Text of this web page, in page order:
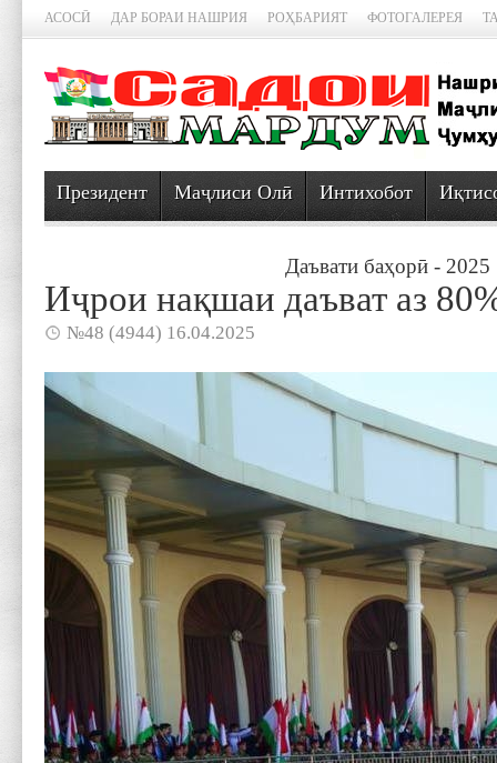
АСОСӢ ДАР БОРАИ НАШРИЯ РОҲБАРИЯТ ФОТОГАЛЕРЕЯ
Президент Маҷлиси Олӣ Интихобот
Даъвати баҳорӣ - 2025
Иҷрои нақшаи даъват аз
№48 (4944) 16.04.2025